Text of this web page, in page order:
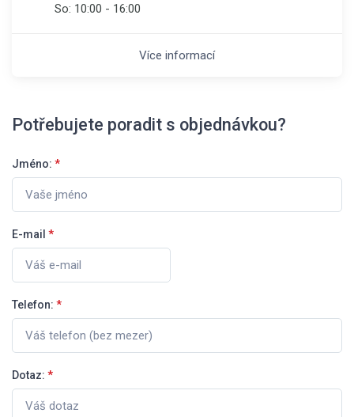
So: 10:00 - 16:00
Více informací
Potřebujete poradit s objednávkou?
Jméno: *
E-mail *
Telefon: *
Dotaz: *